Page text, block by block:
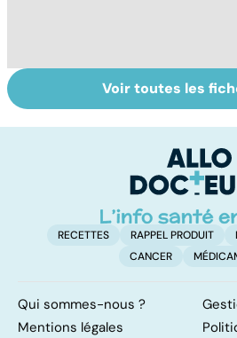
Arthrose du
genou : de
les
Voir toutes les
RECETTES RAPPEL PRODUIT
CANCER
Qui sommes-nous ?
Mentions légales